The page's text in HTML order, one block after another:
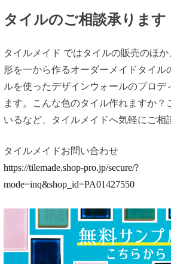
タイルのご相談承ります
タイルメイド ではタイルの販売のほか
形を一から作るオーダーメイドタイル
ルを使ったデザインウォールのプロデ
ます。こんな色のタイル作れますか？
いるなど、タイルメイドへ気軽にご相
タイルメイドお問い合わせ
https://tilemade.shop-pro.jp/secure/?
mode=inq&shop_id=PA01427550
稿